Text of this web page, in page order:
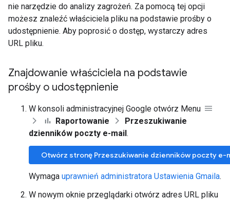
nie narzędzie do analizy zagrożeń. Za pomocą tej opcji
możesz znaleźć właściciela pliku na podstawie prośby o
udostępnienie. Aby poprosić o dostęp, wystarczy adres
URL pliku.
Znajdowanie właściciela na podstawie
prośby o udostępnienie
W konsoli administracyjnej Google otwórz Menu
Raportowanie
Przeszukiwanie
dzienników poczty e-mail.
Otwórz stronę Przeszukiwanie dzienników poczty e-
Wymaga uprawnień administratora Ustawienia Gmaila.
W nowym oknie przeglądarki otwórz adres URL pliku